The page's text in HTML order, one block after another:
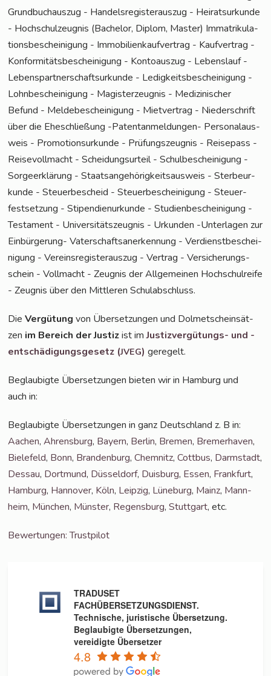
Grund­buch­aus­zug - Han­dels­re­gis­ter­aus­zug - Hei­rats­ur­kun­de
- Hoch­schul­zeug­nis (Bache­lor, Diplom, Mas­ter) Imma­tri­ku­la­
ti­ons­be­schei­ni­gung - Immo­bi­li­en­kauf­ver­trag - Kauf­ver­trag -
Kon­for­mi­täts­be­schei­ni­gung - Kon­to­aus­zug - Lebens­lauf -
Lebens­part­ner­schafts­ur­kun­de - Ledig­keits­be­schei­ni­gung -
Lohn­be­schei­ni­gung - Magis­ter­zeug­nis - Medi­zi­ni­scher
Befund - Mel­de­be­schei­ni­gung - Miet­ver­trag - Nie­der­schrift
über die Ehe­schlie­ßung -Patent­an­mel­dun­gen- Per­so­nal­aus­
weis - Pro­mo­ti­ons­ur­kun­de - Prü­fungs­zeug­nis - Rei­se­pass -
Rei­se­voll­macht - Schei­dungs­ur­teil - Schul­be­schei­ni­gung -
Sor­ge­er­klä­rung - Staats­an­ge­hö­rig­keits­aus­weis - Ster­be­ur­
kun­de - Steu­er­be­scheid - Steu­er­be­schei­ni­gung - Steu­er­
fest­set­zung - Sti­pen­di­en­ur­kun­de - Stu­di­en­be­schei­ni­gung -
Tes­ta­ment - Uni­ver­si­täts­zeug­nis - Urkun­den -Unter­la­gen zur
Ein­bür­ge­rung- Vater­schafts­an­er­ken­nung - Ver­dienst­be­schei­
ni­gung - Ver­eins­re­gis­ter­aus­zug - Ver­trag - Ver­si­che­rungs­
schein - Voll­macht - Zeug­nis der All­ge­mei­nen Hoch­schul­rei­fe
- Zeug­nis über den Mitt­le­ren Schulabschluss.
DieVer­gü­tung von Über­set­zun­gen und Dol­met­schein­sät­
zen im Bereich der Jus­tizist imJus­tiz­ver­gü­tungs- und -
ent­schä­di­gungs­ge­setz (JVEG) geregelt.
Beglau­big­te Über­set­zun­gen bie­ten wir in Ham­burg und
auch in:
Beglau­big­te Über­set­zun­gen in ganz Deutsch­land z. B in:
Aachen,Ahrens­burg, Bay­ern, Ber­lin, Bre­men, Bre­mer­ha­ven,
Bie­le­feld, Bonn, Bran­den­burg,Chem­nitz,Cott­bus, Darm­stadt,
Des­sau, Dort­mund, Düs­sel­dorf, Duis­burg, Essen, Frank­furt,
Ham­burg, Han­no­ver, Köln, Leip­zig, Lüne­burg, Mainz, Mann­
heim, Mün­chen, Müns­ter, Regens­burg,Stutt­gart, etc.
Bewer­tun­gen: Trustpilot
TRADUSET
FACHÜBERSETZUNGSDIENST.
Technische, juristische Übersetzung.
Beglaubigte Übersetzungen,
vereidigte Übersetzer
4.8